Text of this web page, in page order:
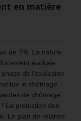
en matière
de 7%. La nature
évoluée.
de l’explosion
le chômage
de chômage
! La protection des
Le plan de relance